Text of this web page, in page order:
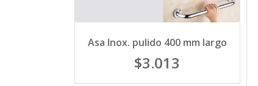
Asa Inox. pulido 400 mm largo
$3.013